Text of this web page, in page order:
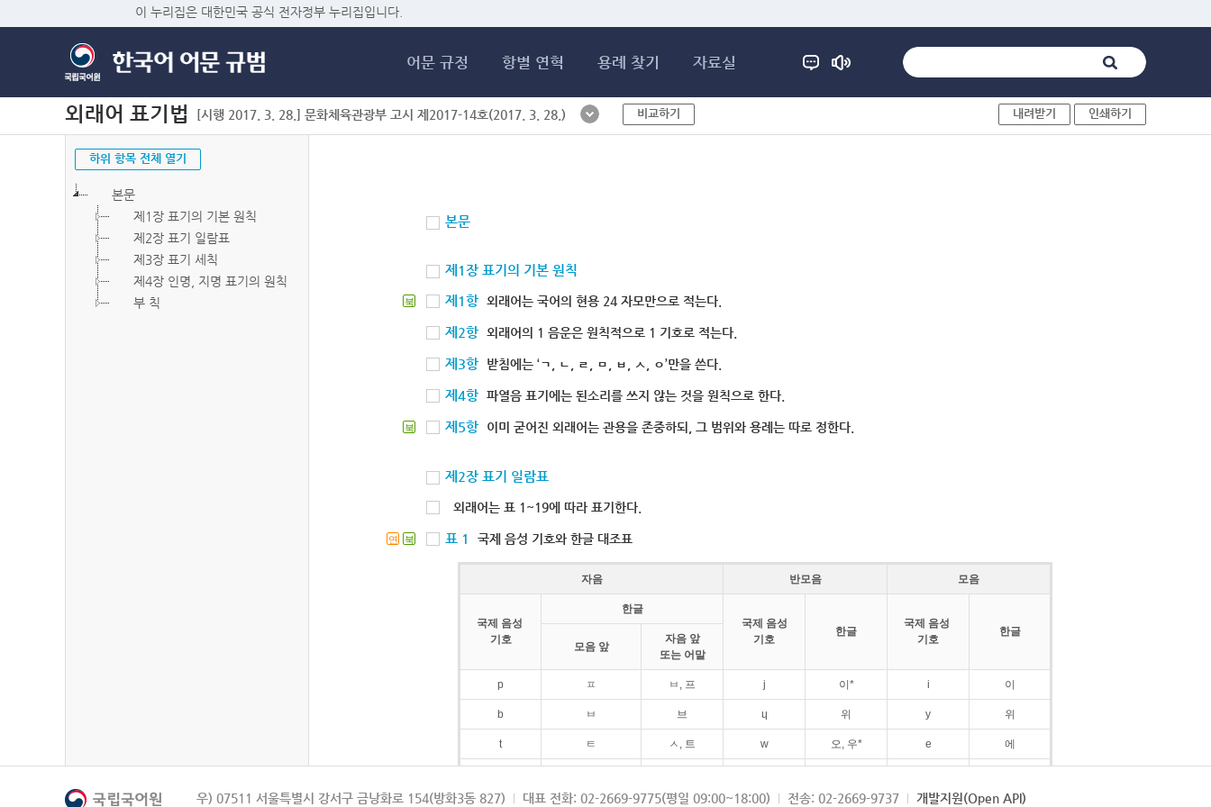
이 누리집은 대한민국 공식 전자정부 누리집입니다.
어문 규정 항별 연혁 용례 찾기 자료실
외래어 표기법 [시행 2017. 3. 28.] 문화체육관광부 고시 제2017-14호(2017. 3. 28.) 비교하기 내려받기 인쇄하기
하위 항목 전체 열기
본문
제1장 표기의 기본 원칙
제2장 표기 일람표
제3장 표기 세칙
제4장 인명, 지명 표기의 원칙
부 칙
본문
제1장 표기의 기본 원칙
북 제1항 외래어는 국어의 현용 24 자모만으로 적는다.
제2항 외래어의 1 음운은 원칙적으로 1 기호로 적는다.
제3항 받침에는 ‘ㄱ, ㄴ, ㄹ, ㅁ, ㅂ, ㅅ, ㅇ’만을 쓴다.
제4항 파열음 표기에는 된소리를 쓰지 않는 것을 원칙으로 한다.
북 제5항 이미 굳어진 외래어는 관용을 존중하되, 그 범위와 용례는 따로 정한다.
제2장 표기 일람표
외래어는 표 1~19에 따라 표기한다.
연 북 표 1 국제 음성 기호와 한글 대조표
자음 반모음 모음
국제 음성
기호
한글
국제 음성
기호
한글
국제 음성
기호
한글
모음 앞
자음 앞
또는 어말
p ㅍ ㅂ, 프 j 이* i 이
b ㅂ 브 ɥ 위 y 위
t ㅌ ㅅ, 트 w 오, 우* e 에
k ㅋ ㄱ, 크 ɛ 에
우) 07511 서울특별시 강서구 금낭화로 154(방화3동 827) 대표 전화: 02-2669-9775(평일 09:00~18:00) 전송: 02-2669-9737 개발지원(Open API)